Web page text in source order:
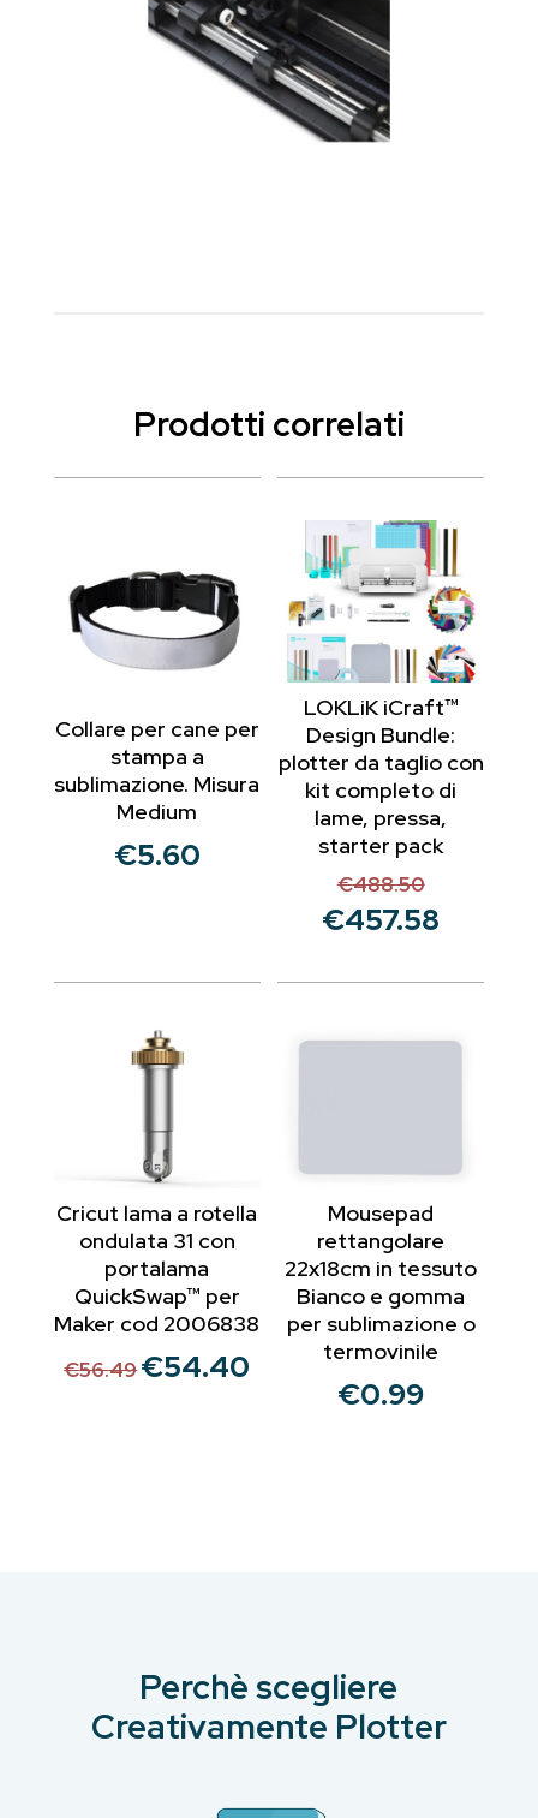
Prodotti correlati
Collare per cane per
stampa a
sublimazione. Misura
Medium
€5.60
LOKLiK iCraft™
Design Bundle:
plotter da taglio con
kit completo di
lame, pressa,
starter pack
€488.50Il
prezzo
era:
€457.58
attuale
€457.58.
Cricut lama a rotella
ondulata 31 con
portalama
QuickSwap™ per
Maker cod 2006838
€56.49 Il
€54.40
Mousepad
rettangolare
22x18cm in tessuto
Bianco e gomma
per sublimazione o
termovinile
€0.99
Perchè scegliere
Creativamente Plotter